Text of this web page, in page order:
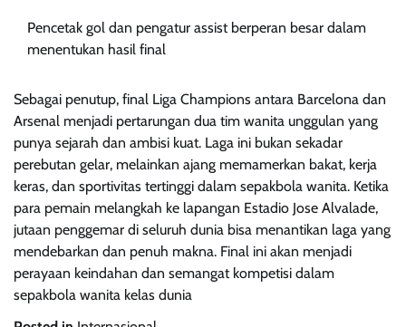
Pencetak gol dan pengatur assist berperan besar dalam
menentukan hasil final
Sebagai penutup, final Liga Champions antara Barcelona dan
Arsenal menjadi pertarungan dua tim wanita unggulan yang
punya sejarah dan ambisi kuat. Laga ini bukan sekadar
perebutan gelar, melainkan ajang memamerkan bakat, kerja
keras, dan sportivitas tertinggi dalam sepakbola wanita. Ketika
para pemain melangkah ke lapangan Estadio Jose Alvalade,
jutaan penggemar di seluruh dunia bisa menantikan laga yang
mendebarkan dan penuh makna. Final ini akan menjadi
perayaan keindahan dan semangat kompetisi dalam
sepakbola wanita kelas dunia